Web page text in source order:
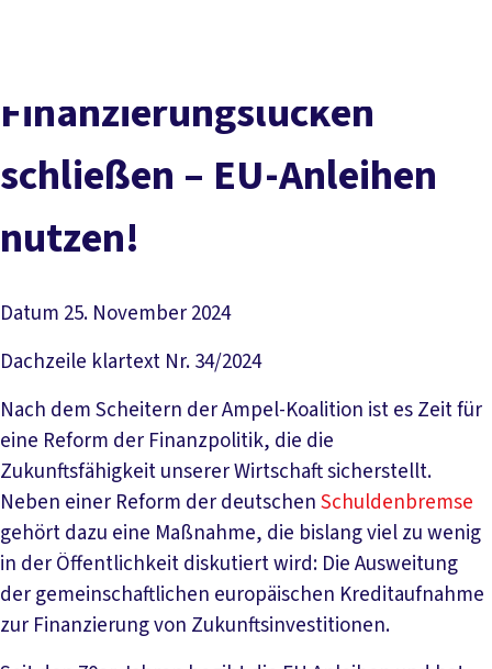
Service
Mitmachen
Finanzierungslücken
schließen – EU-Anleihen
nutzen!
Datum 25. November 2024
Dachzeile klartext Nr. 34/2024
Nach dem Scheitern der Ampel-Koalition ist es Zeit für
eine Reform der Finanzpolitik, die die
Zukunftsfähigkeit unserer Wirtschaft sicherstellt.
Neben einer Reform der deutschenSchuldenbremse
gehört dazu eine Maßnahme, die bislang viel zu wenig
in der Öffentlichkeit diskutiert wird: Die Ausweitung
der gemeinschaftlichen europäischen Kreditaufnahme
zur Finanzierung von Zukunftsinvestitionen.